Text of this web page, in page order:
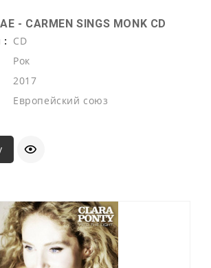
- CARMEN SINGS MONK CD
: CD
Рок
2017
Европейский союз